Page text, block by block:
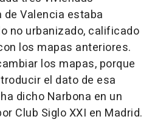
Valencia estaba
no urbanizado, calificado
los mapas anteriores.
los mapas, porque
el dato de esa
dicho Narbona en un
Club Siglo XXI en Madrid.